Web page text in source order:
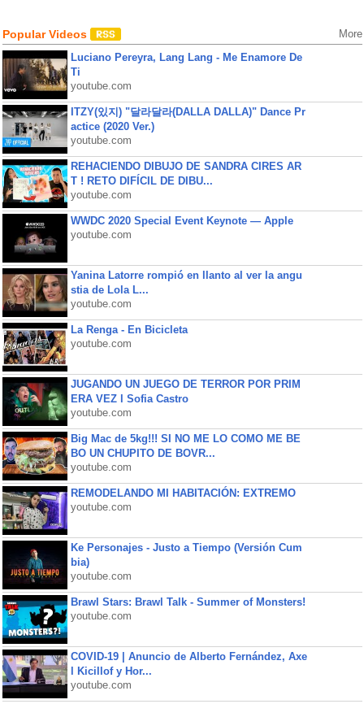
Popular Videos More
Luciano Pereyra, Lang Lang - Me Enamore De
Ti
youtube.com
ITZY(있지) "달라달라(DALLA DALLA)" Dance Pr
actice (2020 Ver.)
youtube.com
REHACIENDO DIBUJO DE SANDRA CIRES AR
T ! RETO DIFÍCIL DE DIBU...
youtube.com
WWDC 2020 Special Event Keynote — Apple
youtube.com
Yanina Latorre rompió en llanto al ver la angu
stia de Lola L...
youtube.com
La Renga - En Bicicleta
youtube.com
JUGANDO UN JUEGO DE TERROR POR PRIM
ERA VEZ l Sofia Castro
youtube.com
Big Mac de 5kg!!! SI NO ME LO COMO ME BE
BO UN CHUPITO DE BOVR...
youtube.com
REMODELANDO MI HABITACIÓN: EXTREMO
youtube.com
Ke Personajes - Justo a Tiempo (Versión Cum
bia)
youtube.com
Brawl Stars: Brawl Talk - Summer of Monsters!
youtube.com
COVID-19 | Anuncio de Alberto Fernández, Axe
l Kicillof y Hor...
youtube.com